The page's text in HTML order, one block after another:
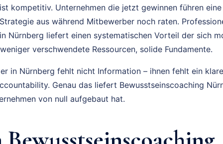
kompetitiv. Unternehmen die jetzt gewinnen führen
aus während Mitbewerber noch raten.
Nürnberg liefert einen systematischen Vorteil der sich
verschwendete Ressourcen, solide Fundamente.
in Nürnberg fehlt nicht Information – ihnen fehlt ein
Genau das liefert Bewusstseinscoaching
von null aufgebaut hat.